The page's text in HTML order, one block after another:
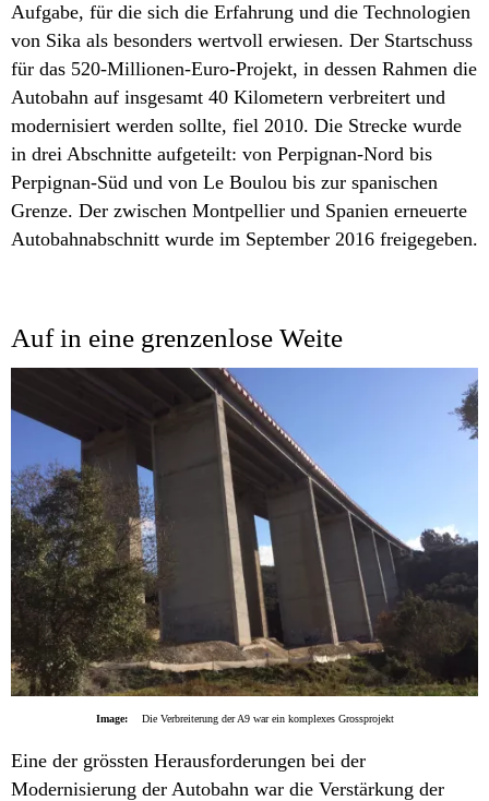
Aufgabe, für die sich die Erfahrung und die Technologien
von Sika als besonders wertvoll erwiesen. Der Startschuss
für das 520-Millionen-Euro-Projekt, in dessen Rahmen die
Autobahn auf insgesamt 40 Kilometern verbreitert und
modernisiert werden sollte, fiel 2010. Die Strecke wurde
in drei Abschnitte aufgeteilt: von Perpignan-Nord bis
Perpignan-Süd und von Le Boulou bis zur spanischen
Grenze. Der zwischen Montpellier und Spanien erneuerte
Autobahnabschnitt wurde im September 2016 freigegeben.
Auf in eine grenzenlose Weite
Image: Die Verbreiterung der A9 war ein komplexes Grossprojekt
Eine der grössten Herausforderungen bei der
Modernisierung der Autobahn war die Verstärkung der